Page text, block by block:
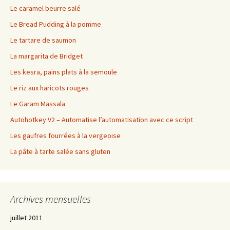
Le caramel beurre salé
Le Bread Pudding à la pomme
Le tartare de saumon
La margarita de Bridget
Les kesra, pains plats à la semoule
Le riz aux haricots rouges
Le Garam Massala
Autohotkey V2 – Automatise l’automatisation avec ce script
Les gaufres fourrées à la vergeoise
La pâte à tarte salée sans gluten
Archives mensuelles
juillet 2011